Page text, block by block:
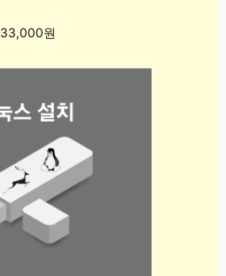
33,000원